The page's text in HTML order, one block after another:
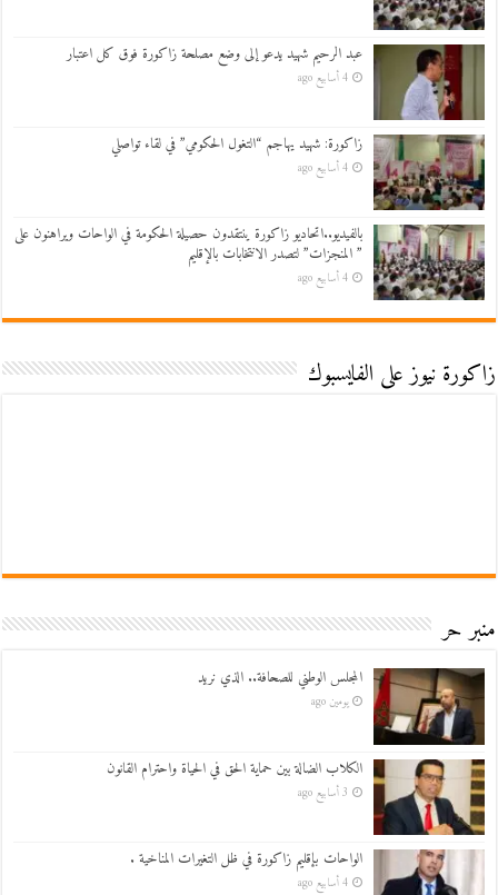
عبد الرحيم شهيد يدعو إلى وضع مصلحة زاكورة فوق كل اعتبار
4 أسابيع ago
زاكورة: شهيد يهاجم “التغول الحكومي” في لقاء تواصلي
4 أسابيع ago
بالفيديو..اتحاديو زاكورة ينتقدون حصيلة الحكومة في الواحات ويراهنون على
” المنجزات” لتصدر الانتخابات بالإقليم
4 أسابيع ago
زاكورة نيوز على الفايسبوك
منبر حر
المجلس الوطني للصحافة.. الذي نريد
يومين ago
الكلاب الضالة بين حماية الحق في الحياة واحترام القانون
3 أسابيع ago
الواحات بإقليم زاكورة في ظل التغيرات المناخية .
4 أسابيع ago